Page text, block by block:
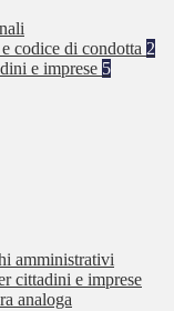
codice di condotta 2
e imprese 5
amministrativi
cittadini e imprese
analoga